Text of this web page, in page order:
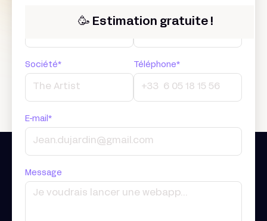
🥳 Estimation gratuite !
Société* Téléphone*
E-mail*
Message